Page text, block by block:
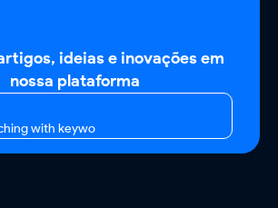
ideias e inovações em
nossa plataforma
with keyword or a